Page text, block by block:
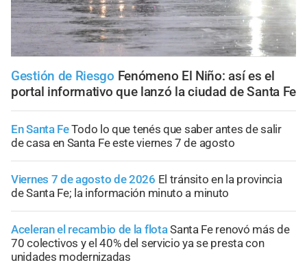
Gestión de Riesgo Fenómeno El Niño: así es el
portal informativo que lanzó la ciudad de Santa Fe
En Santa FeTodo lo que tenés que saber antes de salir
de casa en Santa Fe este viernes 7 de agosto
Viernes 7 de agosto de 2026 El tránsito en la provincia
de Santa Fe; la información minuto a minuto
Aceleran el recambio de la flotaSanta Fe renovó más de
70 colectivos y el 40% del servicio ya se presta con
unidades modernizadas